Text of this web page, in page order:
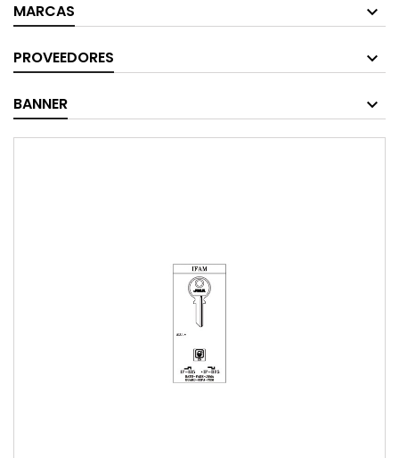
MARCAS
PROVEEDORES
BANNER